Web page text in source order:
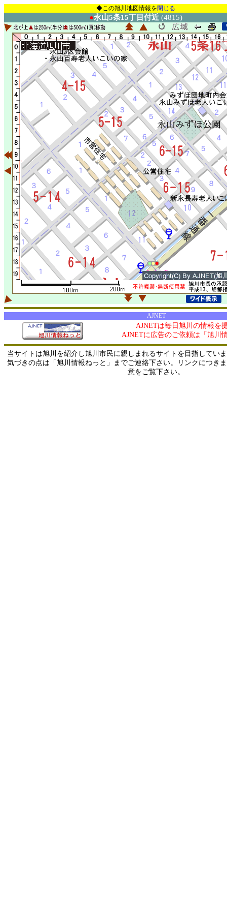
◆この旭川地図情報を閉じる
●永山5条15丁目付近 (4815)
AJNET
AJNETは毎日旭川の情報を
AJNETに広告のご依頼は「旭川
当サイトは旭川を紹介し旭川市民に親しまれるサイトを目指してい
気づきの点は「旭川情報ねっと」までご連絡下さい。リンクにつき
意をご覧下さい。